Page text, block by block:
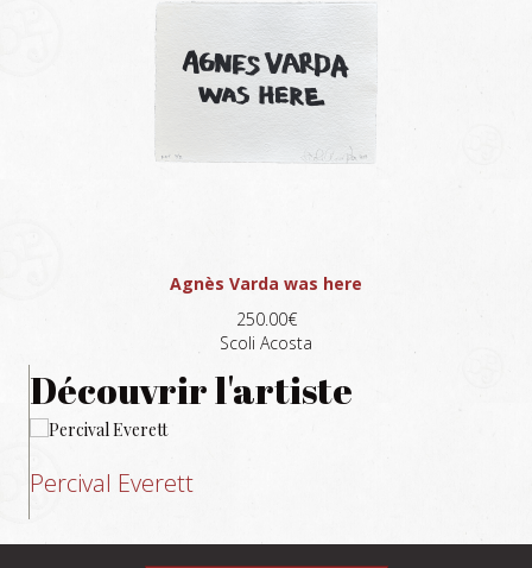
Agnès Varda was here
250.00€
Scoli Acosta
Découvrir l'artiste
Percival Everett